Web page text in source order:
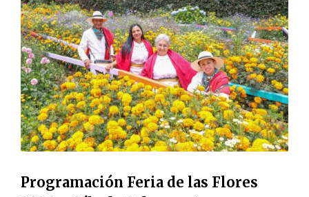
Programación Feria de las Flores